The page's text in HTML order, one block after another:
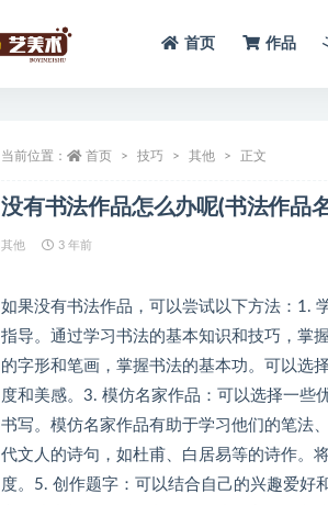
首页 作品
当前位置： 首页 技巧 其他 正文
没有书法作品怎么办呢(书法作品
其他 3 年前
如果没有书法作品，可以尝试以下方法：1.
指导。通过学习书法的基本知识和技巧，掌
的字形和笔画，掌握书法的基本功。可以选
度和美感。3. 模仿名家作品：可以选择一些
书写。模仿名家作品有助于学习他们的笔法
代文人的诗句，如杜甫、白居易等的诗作。
度。5. 创作题字：可以结合自己的兴趣爱好